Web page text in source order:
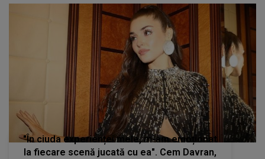
"În ciuda experienței mele, m-am emoționat
la fiecare scenă jucată cu ea". Cem Davran,